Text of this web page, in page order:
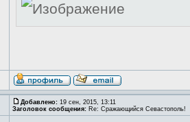
Добавлено: 19 сен, 2015, 13:11
Заголовок сообщения: Re: Сражающийся Севастополь!